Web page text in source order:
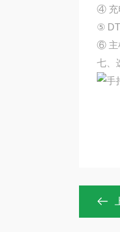
④ 充
⑤
⑥ 主
七、